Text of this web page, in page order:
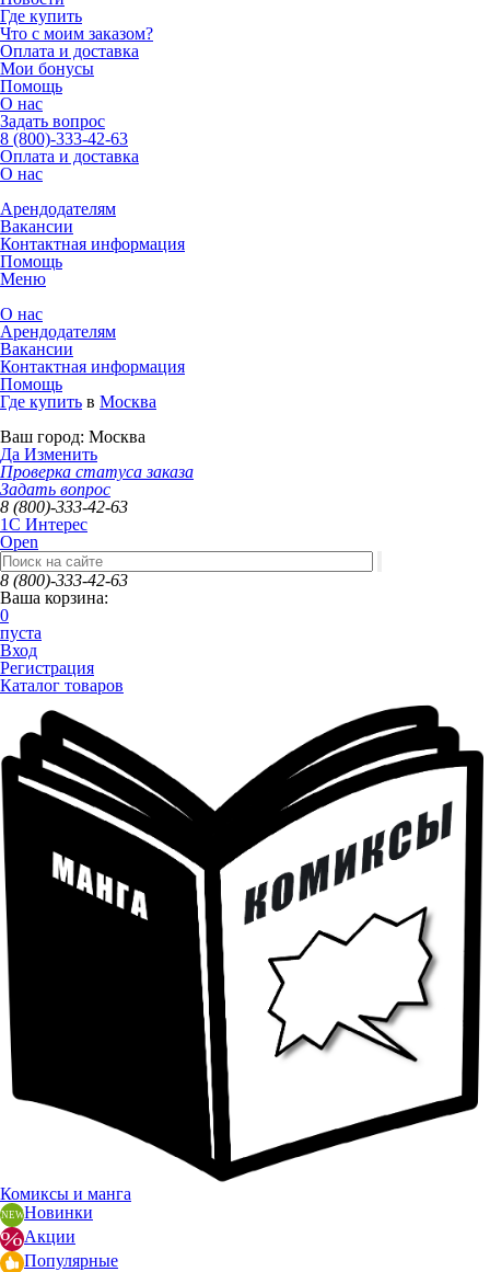
Где купить
Что с моим заказом?
Оплата и доставка
Мои бонусы
Помощь
О нас
Задать вопрос
8 (800)-333-42-63
Оплата и доставка
О нас
Арендодателям
Вакансии
Контактная информация
Помощь
Меню
О нас
Арендодателям
Вакансии
Контактная информация
Помощь
Где купить в Москва
Ваш город: Москва
Да Изменить
Проверка статуса заказа
Задать вопрос
8 (800)-333-42-63
1C Интерес
Open
8 (800)-333-42-63
Ваша корзина:
0
пуста
Вход
Регистрация
Каталог товаров
Комиксы и манга
Новинки
Акции
Популярные